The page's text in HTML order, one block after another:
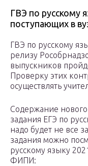
ГВЭ по русскому
поступающих в
ГВЭ по русскому
релизу
выпускников
Проверку этих
осуществлять
Содержание
задания ЕГЭ по
надо будет не все
задания можно
русскому языку
ФИПИ: